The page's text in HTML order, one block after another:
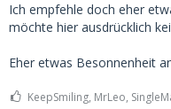
Ich empfehle doch eher
möchte hier ausdrücklich
Eher etwas Besonnenheit
KeepSmiling, MrLeo,